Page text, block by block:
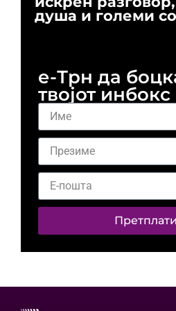
душа и големи
е-Трн да
твојот инбокс